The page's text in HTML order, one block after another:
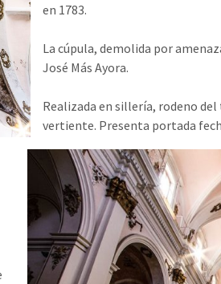
en 1783.
La cúpula, demolida por
José Más Ayora.
Realizada en sillería, rodeno
vertiente. Presenta portada